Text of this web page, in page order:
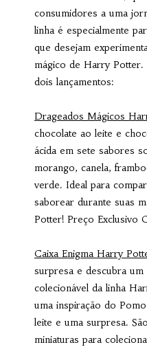
consumidores a uma
linha é especialmente
que desejam
mágico de Harry
dois lançamentos:
Drageados Mágicos
chocolate ao leite e
ácida em sete sabores
morango, canela,
verde. Ideal para
saborear durante suas
Potter! Preço Exclusivo
Caixa Enigma Harry
surpresa e descubra
colecionável da linha
uma inspiração do
leite e uma surpresa.
miniaturas para